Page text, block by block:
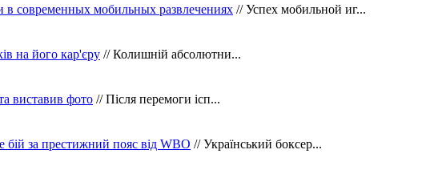
современных мобильных развлечениях // Успех мобильной иг...
на його кар'єру // Колишній абсолютни...
виставив фото // Після перемоги ісп...
бій за престижний пояс від WBO // Український боксер...